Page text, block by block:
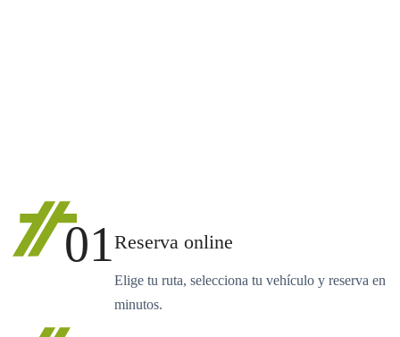
01Reserva online
Elige tu ruta, selecciona tu vehículo y reserva en
minutos.